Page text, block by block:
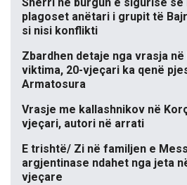
plagoset anëtari i grupit të
si nisi konflikti
Zbardhen detaje nga vrasja
viktima, 20-vjeçari ka qenë
Armatosura
Vrasje me kallashnikov në
vjeçari, autori në arrati
E trishtë/ Zi në familjen e
argjentinase ndahet nga jeta
vjeçare